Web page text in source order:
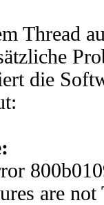
Thread
die
are not